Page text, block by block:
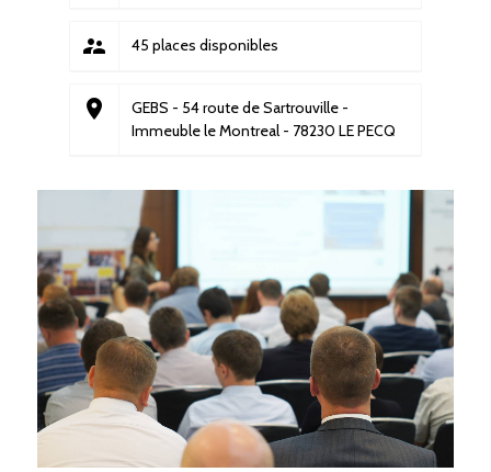
supervisor_account 45 places disponibles
place
GEBS - 54 route de Sartrouville -
Immeuble le Montreal - 78230 LE PECQ